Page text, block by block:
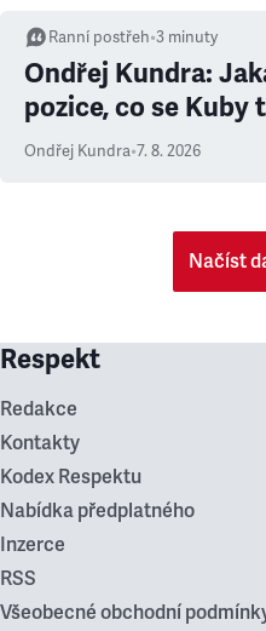
Ranní postřeh•3 minuty
Ondřej Kundra:
pozice, co se Kuby
Ondřej Kundra•7. 8. 2026
Načíst
Respekt
Redakce
Kontakty
Kodex Respektu
Nabídka předplatného
Inzerce
RSS
Všeobecné obchodní